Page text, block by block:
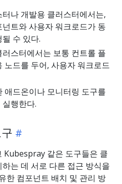
나 개발용 클러스터에서는,
트와 사용자 워크로드가 동
수 있다.
스터에서는 보통 컨트롤 플
노드를 두어, 사용자 워크로드
애드온이나 모니터링 도구를
행한다.
같은 도구들은 클
는 데 서로 다른 접근 방식을
한 컴포넌트 배치 및 관리 방